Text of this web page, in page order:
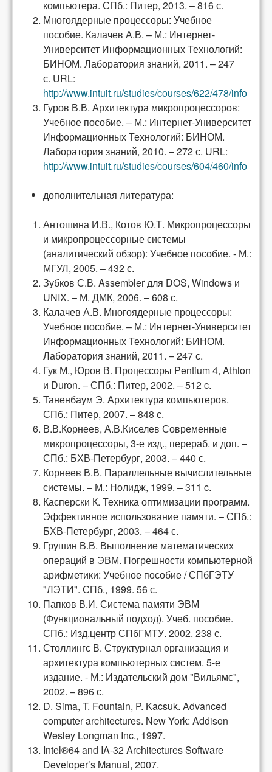
компьютера. СПб.: Питер, 2013. – 816 с.
Многоядерные процессоры: Учебное
пособие. Калачев А.В. – М.: Интернет-
Университет Информационных Технологий:
БИНОМ. Лаборатория знаний, 2011. – 247
с. URL:
http://www.intuit.ru/studies/courses/622/478/info
Гуров В.В. Архитектура микропроцессоров:
Учебное пособие. – М.: Интернет-Университет
Информационных Технологий: БИНОМ.
Лаборатория знаний, 2010. – 272 с. URL:
http://www.intuit.ru/studies/courses/604/460/info
дополнительная литература:
Антошина И.В., Котов Ю.Т. Микропроцессоры
и микропроцессорные системы
(аналитический обзор): Учебное пособие. - М.:
МГУЛ, 2005. – 432 с.
Зубков С.В. Assembler для DOS, Windows и
UNIX. – М. ДМК, 2006. – 608 с.
Калачев А.В. Многоядерные процессоры:
Учебное пособие. – М.: Интернет-Университет
Информационных Технологий: БИНОМ.
Лаборатория знаний, 2011. – 247 с.
Гук М., Юров В. Процессоры Pentium 4, Athlon
и Duron. – СПб.: Питер, 2002. – 512 c.
Таненбаум Э. Архитектура компьютеров.
СПб.: Питер, 2007. – 848 с.
В.В.Корнеев, А.В.Киселев Современные
микропроцессоры, 3-е изд., перераб. и доп. –
СПб.: БХВ-Петербург, 2003. – 440 с.
Корнеев В.В. Параллельные вычислительные
системы. – М.: Нолидж, 1999. – 311 c.
Касперски К. Техника оптимизации программ.
Эффективное использование памяти. – СПб.:
БХВ-Петербург, 2003. – 464 с.
Грушин В.В. Выполнение математических
операций в ЭВМ. Погрешности компьютерной
арифметики: Учебное пособие / СПбГЭТУ
"ЛЭТИ". СПб., 1999. 56 с.
Папков В.И. Система памяти ЭВМ
(Функциональный подход). Учеб. пособие.
СПб.: Изд.центр СПбГМТУ. 2002. 238 с.
Столлингс В. Структурная организация и
архитектура компьютерных систем. 5-е
издание. - М.: Издательский дом "Вильямс",
2002. – 896 с.
D. Sima, T. Fountain, P. Kacsuk. Advanced
computer architectures. New York: Addison
Wesley Longman Inc., 1997.
Intel®64 and IA-32 Architectures Software
Developer’s Manual, 2007.